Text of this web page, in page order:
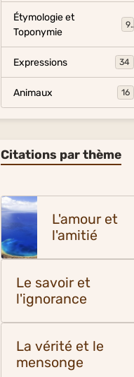
Étymologie et
Toponymie
9
Expressions 34
Animaux 16
Citations par thème
L'amour et
l'amitié
Le savoir et
l'ignorance
La vérité et le
mensonge